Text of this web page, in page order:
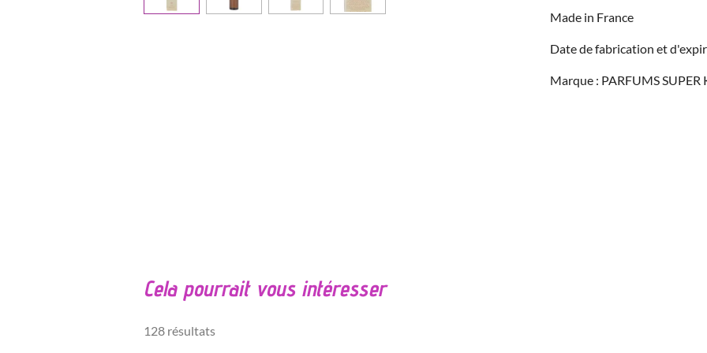
Made in France
Date de fabrication et
Marque : PARFUMS SUPER
u
t
Cela pourrait vous intéresser
128 résultats